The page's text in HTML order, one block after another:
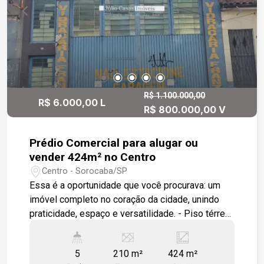
R$ 6.000,00 L
R$ 1.100.000,00
R$ 800.000,00 V
Prédio Comercial para alugar ou
vender 424m² no Centro
Centro - Sorocaba/SP
Essa é a oportunidade que você procurava: um
imóvel completo no coração da cidade, unindo
praticidade, espaço e versatilidade. - Piso térreo:
amplo, com pé-direito de 5 metros, perfeito para
loja, showroom, escritório, academias, centro
5 210 m² 424 m²